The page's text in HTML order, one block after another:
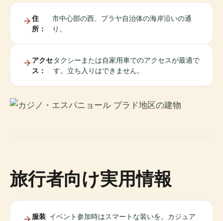
住
所：
市中心部の西、プラヤ自治体の海岸沿いの通
り。
アクセ
ス：
タクシーまたは自家用車でのアクセスが最適で
す。立ち入りはできません。
旅行者向け実用情報
服装 イベント参加時はスマートな装いを。カジュア